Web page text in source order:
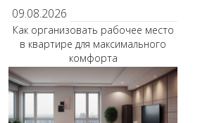
09.08.2026
Как организовать рабочее место
в квартире для максимального
комфорта